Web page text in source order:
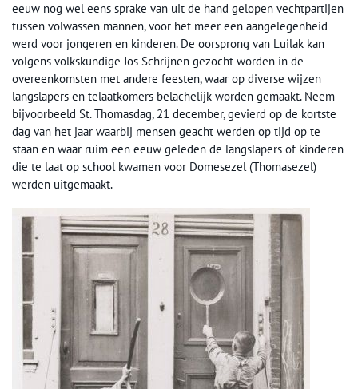
eeuw nog wel eens sprake van uit de hand gelopen vechtpartijen
tussen volwassen mannen, voor het meer een aangelegenheid
werd voor jongeren en kinderen. De oorsprong van Luilak kan
volgens volkskundige Jos Schrijnen gezocht worden in de
overeenkomsten met andere feesten, waar op diverse wijzen
langslapers en telaatkomers belachelijk worden gemaakt. Neem
bijvoorbeeld St. Thomasdag, 21 december, gevierd op de kortste
dag van het jaar waarbij mensen geacht werden op tijd op te
staan en waar ruim een eeuw geleden de langslapers of kinderen
die te laat op school kwamen voor Domesezel (Thomasezel)
werden uitgemaakt.